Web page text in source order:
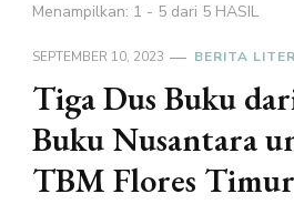
Menampilkan: 1 - 5 dari 5 HASIL
SEPTEMBER 10, 2023 BERITA
Tiga Dus Buku
Buku Nusantara
TBM Flores Timur